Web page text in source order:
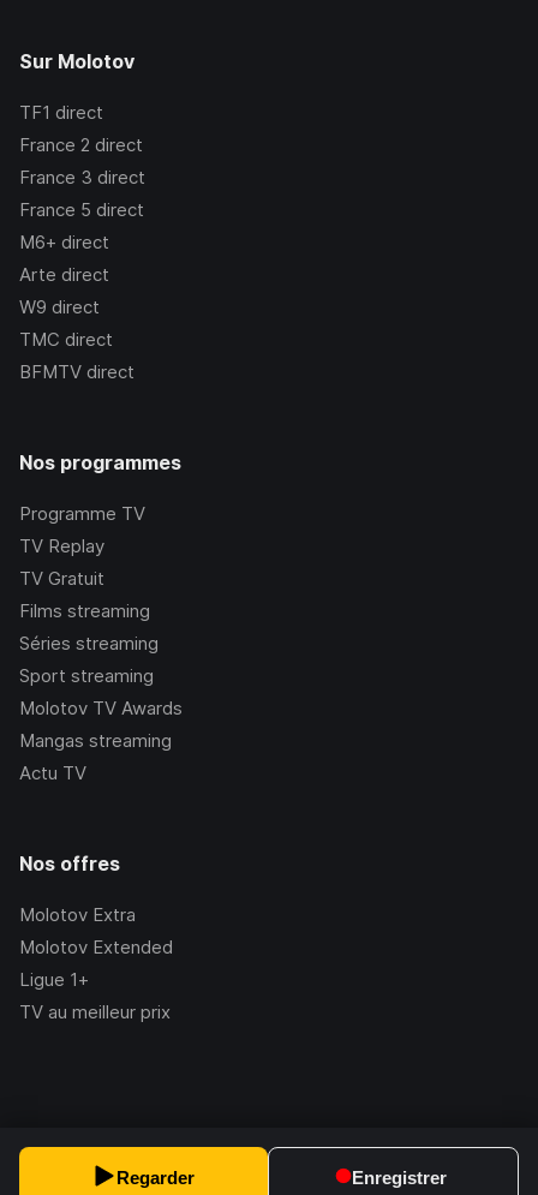
Regarder Enregistrer
Sur Molotov
TF1 direct
France 2 direct
France 3 direct
France 5 direct
M6+ direct
Arte direct
W9 direct
TMC direct
BFMTV direct
Nos programmes
Programme TV
TV Replay
TV Gratuit
Films streaming
Séries streaming
Sport streaming
Molotov TV Awards
Mangas streaming
Actu TV
Nos offres
Molotov Extra
Molotov Extended
Ligue 1+
TV au meilleur prix
2.228.1